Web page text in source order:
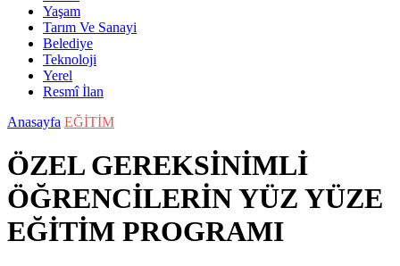
Yaşam
Tarım Ve Sanayi
Belediye
Teknoloji
Yerel
Resmî İlan
Anasayfa EĞİTİM
ÖZEL GEREKSİNİMLİ
ÖĞRENCİLERİN YÜZ YÜZE
EĞİTİM PROGRAMI